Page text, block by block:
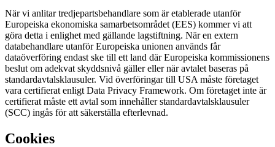
När vi anlitar tredjepartsbehandlare som är etablerade utanför
Europeiska ekonomiska samarbetsområdet (EES) kommer vi att
göra detta i enlighet med gällande lagstiftning. När en extern
databehandlare utanför Europeiska unionen används får
dataöverföring endast ske till ett land där Europeiska kommissionens
beslut om adekvat skyddsnivå gäller eller när avtalet baseras på
standardavtalsklausuler. Vid överföringar till USA måste företaget
vara certifierat enligt Data Privacy Framework. Om företaget inte är
certifierat måste ett avtal som innehåller standardavtalsklausuler
(SCC) ingås för att säkerställa efterlevnad.
Cookies